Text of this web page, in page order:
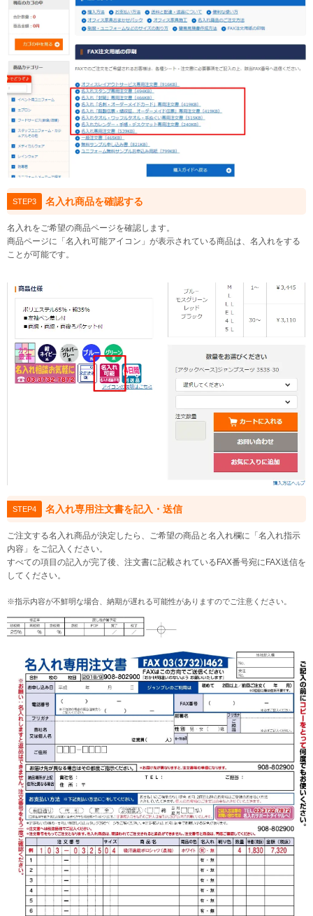
STEP3 名入れ商品を確認する
名入れをご希望の商品ページを確認します。
商品ページに「名入れ可能アイコン」が表示されている商品は、名入れをする
ことが可能です。
STEP4 名入れ専用注文書を記入・送信
ご注文する名入れ商品が決定したら、ご希望の商品と名入れ欄に「名入れ指示
内容」をご記入ください。
すべての項目の記入が完了後、注文書に記載されているFAX番号宛にFAX送信を
してください。
※指示内容が不鮮明な場合、納期が遅れる可能性がありますのでご注意ください。